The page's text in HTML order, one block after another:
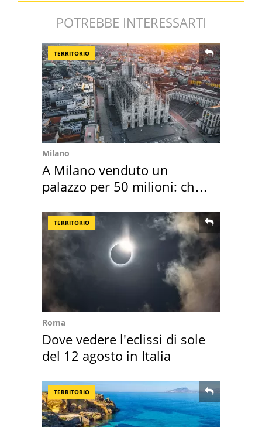
POTREBBE INTERESSARTI
TERRITORIO
Milano
A Milano venduto un
palazzo per 50 milioni: chi
TERRITORIO
Roma
Dove vedere l'eclissi di sole
del 12 agosto in Italia
TERRITORIO